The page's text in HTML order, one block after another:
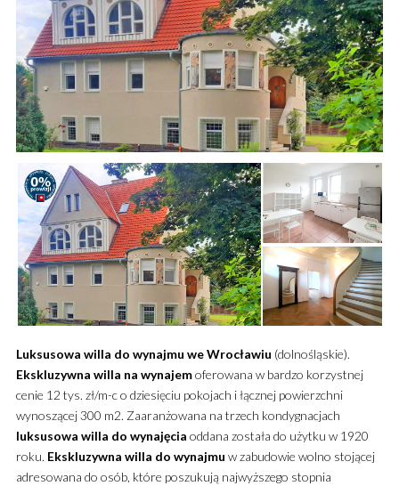
Luksusowa willa do wynajmu we Wrocławiu (dolnośląskie).
Ekskluzywna willa na wynajemoferowana w bardzo korzystnej
cenie 12 tys. zł/m-c o dziesięciu pokojach i łącznej powierzchni
wynoszącej 300 m2. Zaaranżowana na trzech kondygnacjach
luksusowa willa do wynajęcia oddana została do użytku w 1920
roku. Ekskluzywna willa do wynajmu w zabudowie wolno stojącej
adresowana do osób, które poszukują najwyższego stopnia